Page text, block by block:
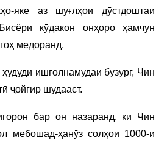
яке аз шуғлҳои дӯстдоштаи
кӯдакон онҳоро ҳамчун
медоранд.
ишғолнамудаи бузург, Чин
ҷойгир шудааст.
бар он назаранд, ки Чин
мебошад-ҳанӯз солҳои 1000-и